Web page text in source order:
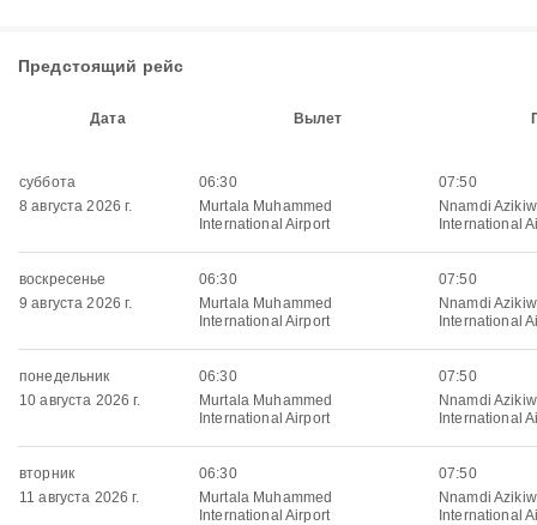
Предстоящий рейс
Дата Вылет
суббота
8 августа 2026 г.
06:30
Murtala Muhammed
International Airport
07:50
Nnamdi
International
воскресенье
9 августа 2026 г.
06:30
Murtala Muhammed
International Airport
07:50
Nnamdi
International
понедельник
10 августа 2026 г.
06:30
Murtala Muhammed
International Airport
07:50
Nnamdi
International
вторник
11 августа 2026 г.
06:30
Murtala Muhammed
International Airport
07:50
Nnamdi
International